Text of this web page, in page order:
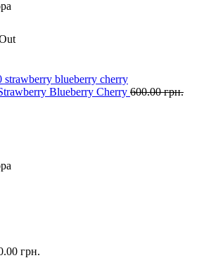
Blueberry Cherry 600.00грн.
грн.